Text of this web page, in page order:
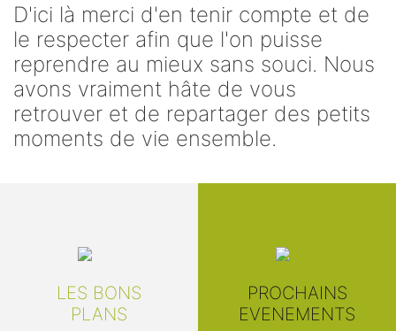
D'ici là merci d'en tenir compte et de
le respecter afin que l'on puisse
reprendre au mieux sans souci. Nous
avons vraiment hâte de vous
retrouver et de repartager des petits
moments de vie ensemble.
LES BONS
PLANS
PROCHAINS
EVENEMENTS